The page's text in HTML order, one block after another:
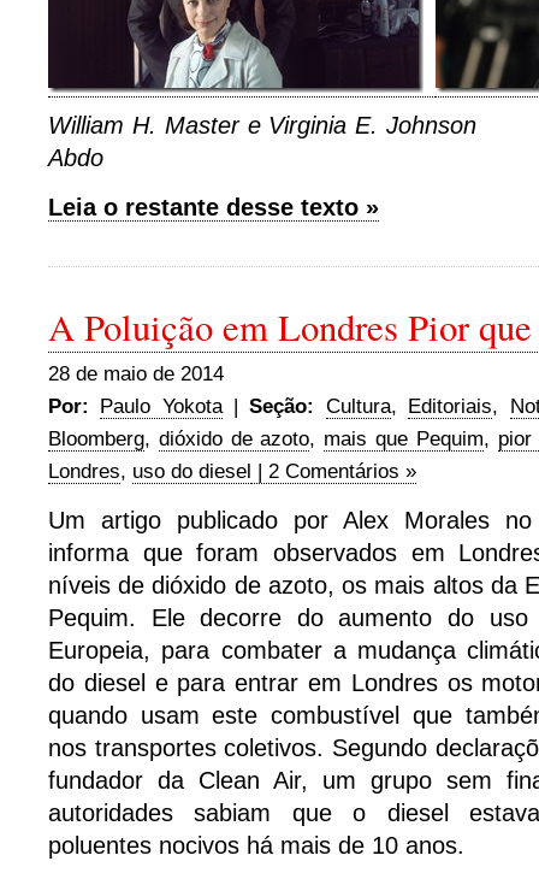
William H. Master e Virginia E.
Abdo
Leia o restante desse texto »
A Poluição em Londres Pior
28 de maio de 2014
Por:
Paulo Yokota|Seção: Cultura, Editoriais,
Bloomberg, dióxido de azoto, mais que Pequim, pior
Londres, uso do diesel | 2 Comentários »
Um artigo publicado por Alex Morales
informa que foram observados em
níveis de dióxido de azoto, os mais altos da
Pequim. Ele decorre do aumento do
Europeia, para combater a mudança
do diesel e para entrar em Londres os
quando usam este combustível que
nos transportes coletivos. Segundo
fundador da Clean Air, um grupo sem
autoridades sabiam que o diesel
poluentes nocivos há mais de 10 anos.